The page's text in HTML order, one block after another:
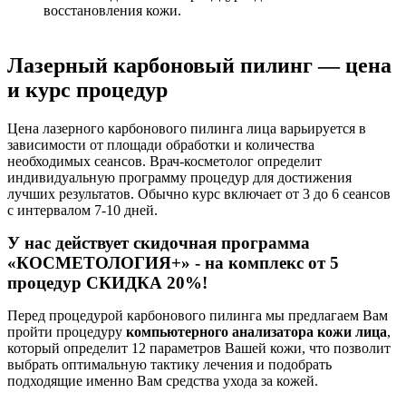
восстановления кожи.
Лазерный карбоновый пилинг — цена
и курс процедур
Цена лазерного карбонового пилинга лица варьируется в
зависимости от площади обработки и количества
необходимых сеансов. Врач-косметолог определит
индивидуальную программу процедур для достижения
лучших результатов. Обычно курс включает от 3 до 6 сеансов
с интервалом 7-10 дней.
У нас действует скидочная программа
«КОСМЕТОЛОГИЯ+» - на комплекс от 5
процедур СКИДКА 20%!
Перед процедурой карбонового пилинга мы предлагаем Вам
пройти процедуру компьютерного анализатора кожи лица,
который определит 12 параметров Вашей кожи, что позволит
выбрать оптимальную тактику лечения и подобрать
подходящие именно Вам средства ухода за кожей.